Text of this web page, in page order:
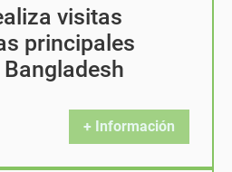
visitas
principales
+ Información